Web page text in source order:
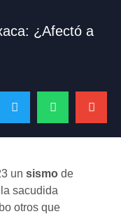
¿Afectó a
un sismo de
la sacudida
otros que